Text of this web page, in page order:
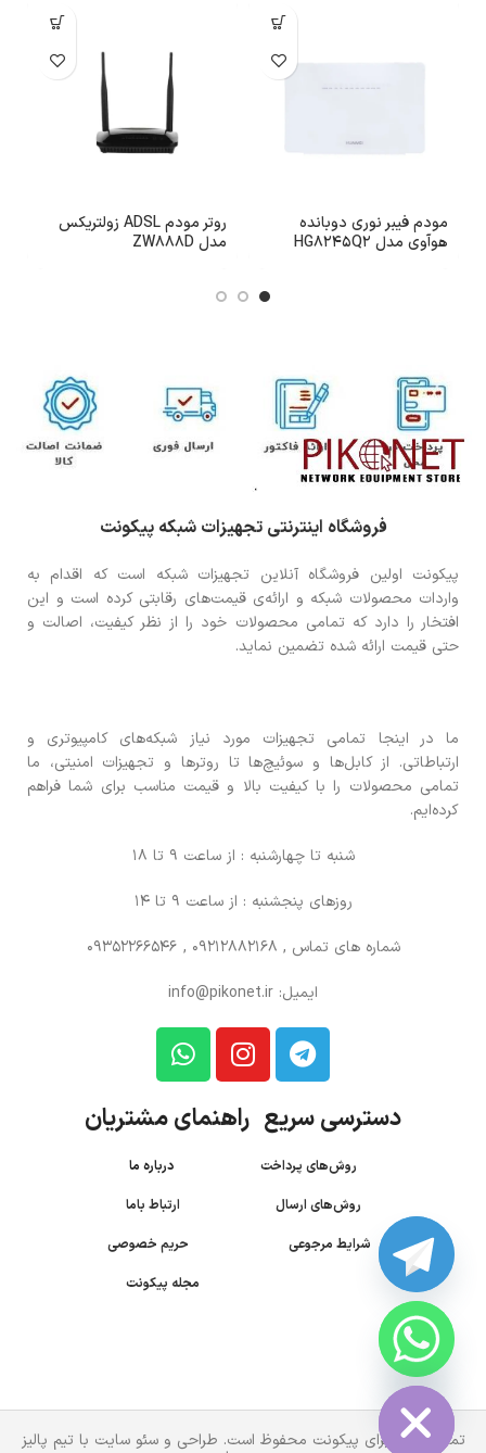
مودم فیبر نوری دوبانده
هوآوی مدل HG8245Q2
روتر مودم ADSL زولتریکس
مدل ZW888D
فروشگاه اینترنتی تجهیزات شبکه پیکونت
پیکونت اولین فروشگاه آنلاین تجهیزات شبکه است که اقدام به
واردات محصولات شبکه و ارائه‌ی قیمت‌های رقابتی کرده است و این
افتخار را دارد که تمامی محصولات خود را از نظر کیفیت، اصالت و
حتی قیمت ارائه شده تضمین نماید.
ما در اینجا تمامی تجهیزات مورد نیاز شبکه‌های کامپیوتری و
ارتباطاتی. از کابل‌ها و سوئیچ‌ها تا روترها و تجهیزات امنیتی، ما
تمامی محصولات را با کیفیت بالا و قیمت مناسب برای شما فراهم
کرده‌ایم.
شنبه تا چهارشنبه : از ساعت 9 تا 18
روزهای پنجشنبه : از ساعت 9 تا 14
شماره های تماس , 09212882168 , 09352266546
ایمیل: info@pikonet.ir
دسترسی سریع راهنمای مشتریان
روش‌های پرداخت درباره ما
روش‌های ارسال
ارتباط باما
شرایط مرجوعی
حریم خصوصی
مجله پیکونت
تمام حقوق برای پیکونت محفوظ است. طراحی و سئو سایت با تیم پالیز
HIDE
CHATY